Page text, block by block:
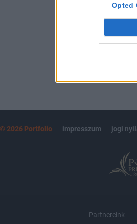
Opted
MÁR
© 2026 Portfolio impresszum jogi
Partnereink